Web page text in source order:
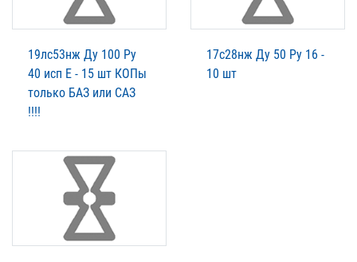
19лс53нж Ду 100 Ру
40 исп Е - 15 шт КОПы
только БАЗ или САЗ
!!!!
17с28нж Ду 50 Ру 16 -
10 шт